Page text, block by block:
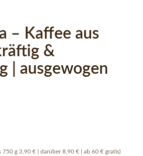
– Kaffee aus
&
| ausgewogen
750 g 3,90 € | darüber 8,90 € | ab 60 € gratis)